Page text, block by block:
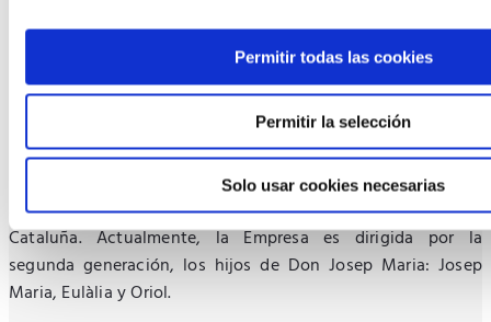
Permitir todas las cookies
Permitir la selección
Solo usar cookies necesarias
Fundación y evolución de Evenia Hotels
Evenia Hotels es una empresa familiar fundada hace más de
50 años por Josep Maria Molist Codina, procedente de una
prominente familia de empresarios catalanes que tuvieron ya
a principios del siglo XX la primera fábrica de sillas de
Cataluña. Actualmente, la Empresa es dirigida por la
segunda generación, los hijos de Don Josep Maria: Josep
Maria, Eulàlia y Oriol.